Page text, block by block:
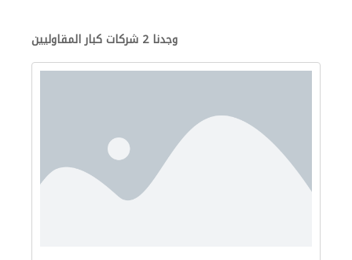
وجدنا 2 شركات كبار المقاوليين